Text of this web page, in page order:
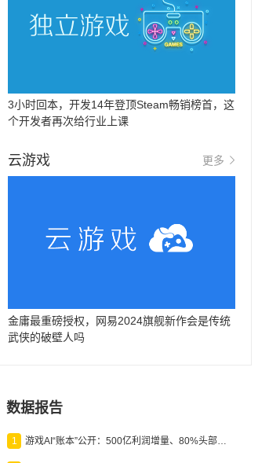
3小时回本，开发14年登顶Steam畅销榜首，这
个开发者再次给行业上课
云游戏 更多
金庸最重磅授权，网易2024旗舰新作会是传统
武侠的破壁人吗
数据报告
1 游戏AI“账本”公开：500亿利润增量、80%头部入局，谁在闷声发财？